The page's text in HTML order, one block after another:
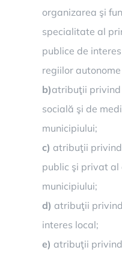
organizarea şi
specialitate al
publice de
regiilor
b)atribuţii privind
socială şi de
municipiului;
c) atribuţii
public şi privat al
municipiului;
d) atribuţii
interes local;
e) atribuţii